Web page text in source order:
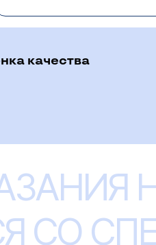
качества
СО